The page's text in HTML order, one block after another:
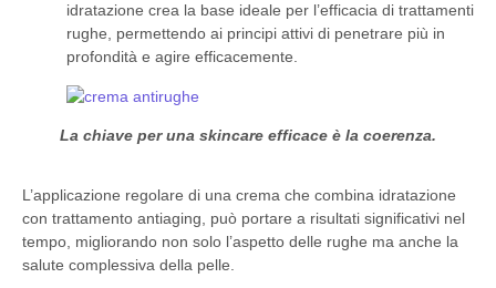
idratazione crea la base ideale per l’efficacia di trattamenti
rughe, permettendo ai principi attivi di penetrare più in
profondità e agire efficacemente.
La chiave per una skincare efficace è la coerenza.
L’applicazione regolare di una crema che combina idratazione
con trattamento antiaging, può portare a risultati significativi nel
tempo, migliorando non solo l’aspetto delle rughe ma anche la
salute complessiva della pelle.